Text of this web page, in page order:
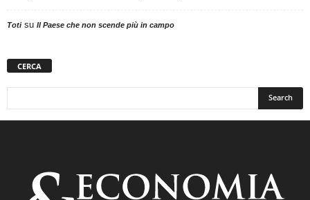
Totisu Il Paese che non scende più in campo
CERCA